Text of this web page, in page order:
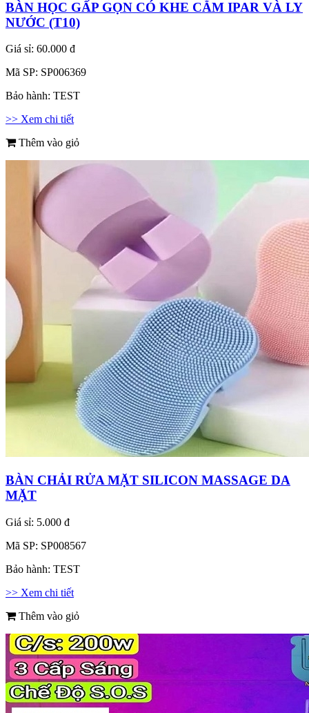
BÀN HỌC GẤP GỌN CÓ KHE CẮM IPAR VÀ LY
NƯỚC (T10)
Giá sỉ: 60.000 đ
Mã SP: SP006369
Bảo hành: TEST
>> Xem chi tiết
Thêm vào giỏ
BÀN CHẢI RỬA MẶT SILICON MASSAGE DA
MẶT
Giá sỉ: 5.000 đ
Mã SP: SP008567
Bảo hành: TEST
>> Xem chi tiết
Thêm vào giỏ